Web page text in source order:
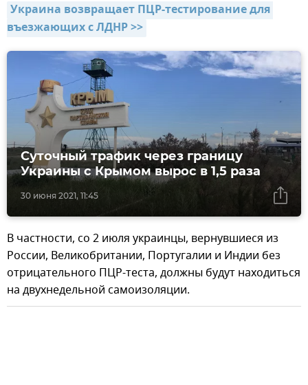
Украина возвращает ПЦР-тестирование для
въезжающих с ЛДНР >>
30 июня 2021, 11:45
Суточный трафик через границу
Украины с Крымом вырос в 1,5 раза
В частности, со 2 июля украинцы, вернувшиеся из
России, Великобритании, Португалии и Индии без
отрицательного ПЦР-теста, должны будут находиться
на двухнедельной самоизоляции.